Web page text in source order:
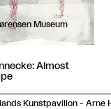
Museum
Almost
Kunstpavillon - Arne